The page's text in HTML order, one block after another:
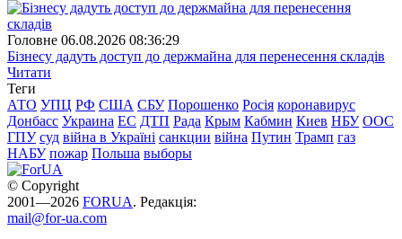
Головне 06.08.2026 08:36:29
Бізнесу дадуть доступ до держмайна для перенесення складів
Читати
Теги
АТО УПЦ РФ США СБУ Порошенко Росія коронавирус
Донбасс Украина ЕС ДТП Рада Крым Кабмин Киев НБУ ООС
ГПУ суд війна в Україні санкции війна Путин Трамп газ
НАБУ пожар Польша выборы
© Copyright
2001—2026 FORUA. Редакція:
mail@for-ua.com